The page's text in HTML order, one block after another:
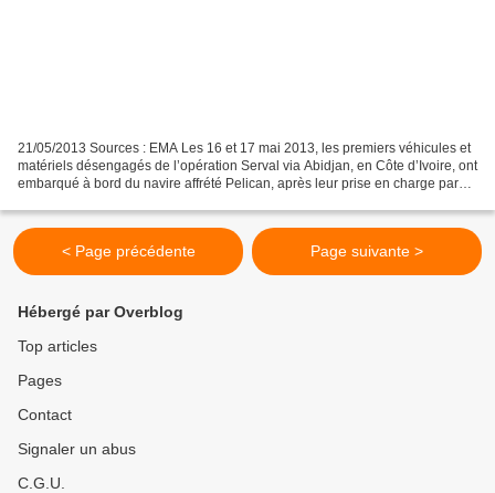
21/05/2013 Sources : EMA Les 16 et 17 mai 2013, les premiers véhicules et
matériels désengagés de l’opération Serval via Abidjan, en Côte d’Ivoire, ont
embarqué à bord du navire affrété Pelican, après leur prise en charge par
< Page précédente Page suivante >
Hébergé par Overblog
Top articles
Pages
Contact
Signaler un abus
C.G.U.